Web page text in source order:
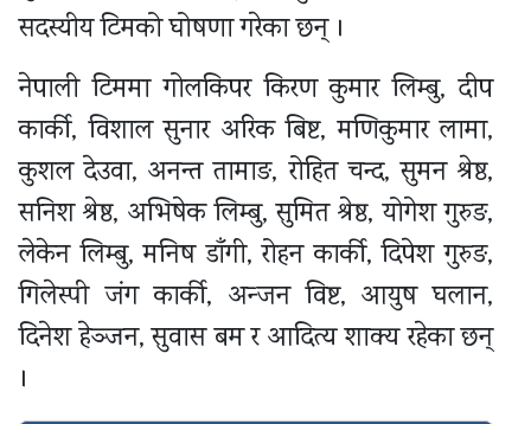
सदस्यीय टिमको घोषणा गरेका छन् ।
नेपाली टिममा गोलकिपर किरण कुमार लिम्बु, दीप
कार्की, विशाल सुनार अरिक बिष्ट, मणिकुमार लामा,
कुशल देउवा, अनन्त तामाङ, रोहित चन्द, सुमन श्रेष्ठ,
सनिश श्रेष्ठ, अभिषेक लिम्बु, सुमित श्रेष्ठ, योगेश गुरुङ,
लेकेन लिम्बु, मनिष डाँगी, रोहन कार्की, दिपेश गुरुङ,
गिलेस्पी जंग कार्की, अन्जन विष्ट, आयुष घलान,
दिनेश हेञ्जन, सुवास बम र आदित्य शाक्य रहेका छन्
।